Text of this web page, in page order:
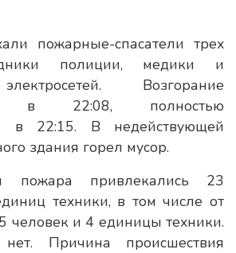
пожарные-спасатели трех
полиции, медики и
Возгорание
в 22:08, полностью
в 22:15. В недействующей
здания горел мусор.
пожара привлекались 23
техники, в том числе от
человек и 4 единицы техники.
нет. Причина происшествия